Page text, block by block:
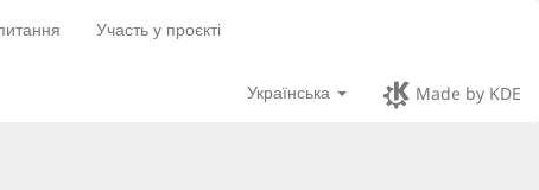
Участь у проєкті
Українська Made by KDE